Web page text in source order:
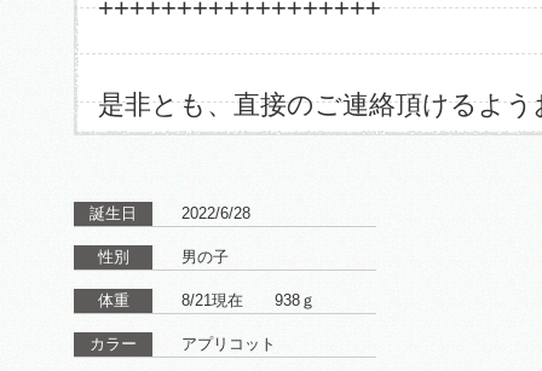
++++++++++++++++++
是非とも、直接のご連絡頂けるよ
誕生日 2022/6/28
性別 男の子
体重 8/21現在 938ｇ
カラー アプリコット